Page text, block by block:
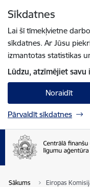
Sīkdatnes
Lai šī tīmekļvietne
sīkdatnes. Ar Jūsu
izmantotas statistikas
Lūdzu, atzīmējiet savu
Noraidīt
Pārvaldīt sīkdatnes
Sākums Eiropas